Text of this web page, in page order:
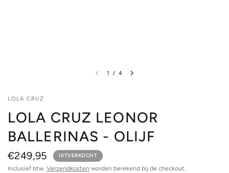
1 / 4
LOLA CRUZ
LOLA CRUZ LEONOR
BALLERINAS - OLIJF
€249,95 UITVERKOCHT
Inclusief btw. Verzendkosten worden berekend bij de checkout.